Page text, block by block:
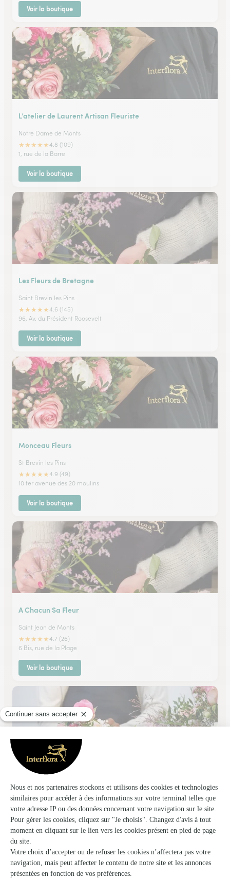
Voir la boutique
L’atelier de Laurent Artisan Fleuriste
Notre Dame de Monts
★★★★★4.8 (109)
1, rue de la Barre
Voir la boutique
Les Fleurs de Bretagne
Saint Brevin les Pins
★★★★★4.6 (145)
96, Av. du Président Roosevelt
Voir la boutique
Monceau Fleurs
St Brevin les Pins
★★★★★4.9 (49)
10 ter avenue des 20 moulins
Voir la boutique
A Chacun Sa Fleur
Saint Jean de Monts
★★★★★4.7 (26)
6 Bis, rue de la Plage
Voir la boutique
Parfum de Fleurs
Pornichet
★
34, bld de la République
Voir la boutique